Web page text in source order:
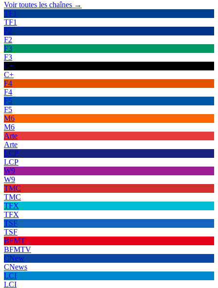
Voir toutes les chaînes →
TF1
TF1
F2
F2
F3
F3
C+
C+
F4
F4
F5
F5
M6
M6
Arte
Arte
LCP
LCP
W9
W9
TMC
TMC
TFX
TFX
TSF
TSF
BFMT
BFMTV
CNew
CNews
LCI
LCI